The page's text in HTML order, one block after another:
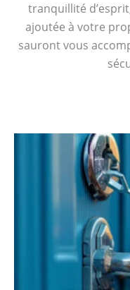
tranquillité
ajoutée à votre
sauront vous